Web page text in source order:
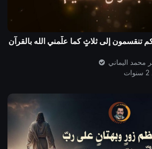
تنقسمون إلى ثلاثٍ كما علّمني الله بالقرآن
محمد اليماني